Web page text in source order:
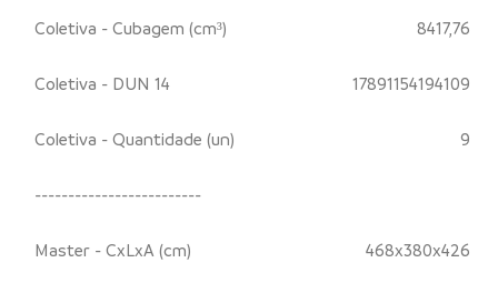
Coletiva - Cubagem (cm³) 8417,76
Coletiva - DUN 14 17891154194109
Coletiva - Quantidade (un) 9
-------------------------
Master - CxLxA (cm) 468x380x426